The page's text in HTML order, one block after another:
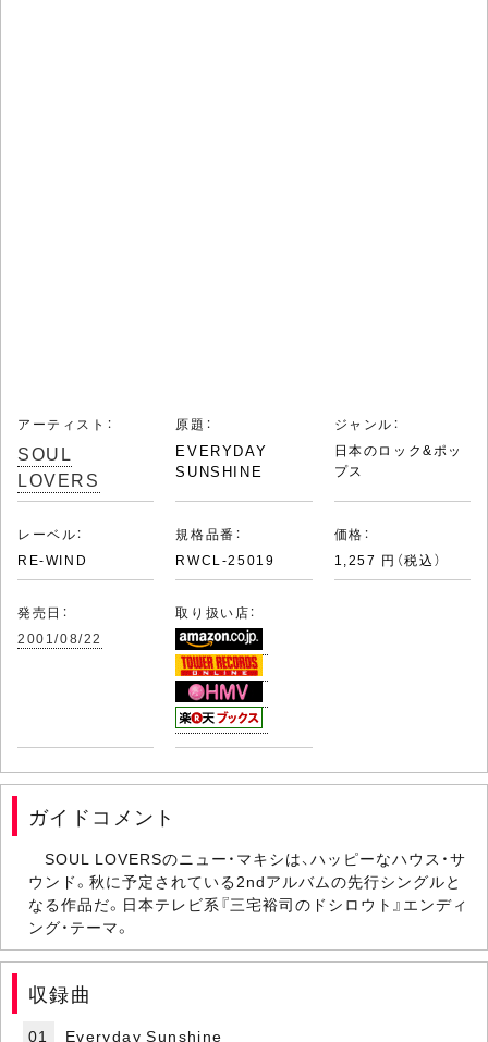
アーティスト：
SOUL
LOVERS
原題：
EVERYDAY
SUNSHINE
ジャンル：
日本のロック&ポッ
プス
レーベル：
RE-WIND
規格品番：
RWCL-25019
価格：
1,257 円（税込）
発売日：
2001/08/22
取り扱い店：
ガイドコメント
SOUL LOVERSのニュー・マキシは、ハッピーなハウス・サ
ウンド。秋に予定されている2ndアルバムの先行シングルと
なる作品だ。日本テレビ系『三宅裕司のドシロウト』エンディ
ング・テーマ。
収録曲
01
Everyday Sunshine